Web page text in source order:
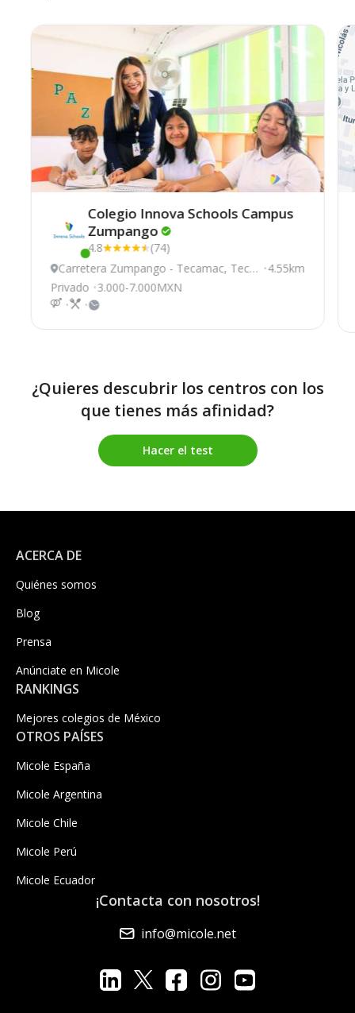
Este centro ha estado online recientemente
Colegio Innova Schools Campus
Zumpango
4.8
(74)
Carretera Zumpango - Tecamac, Teca
mac
4.55km
Privado
3.000-7.000MXN
¿Quieres descubrir los centros con los
que tienes más afinidad?
Hacer el test
ACERCA DE
Quiénes somos
Blog
Prensa
Anúnciate en Micole
RANKINGS
Mejores colegios de México
OTROS PAÍSES
Micole España
Micole Argentina
Micole Chile
Micole Perú
Micole Ecuador
¡Contacta con nosotros!
info@micole.net